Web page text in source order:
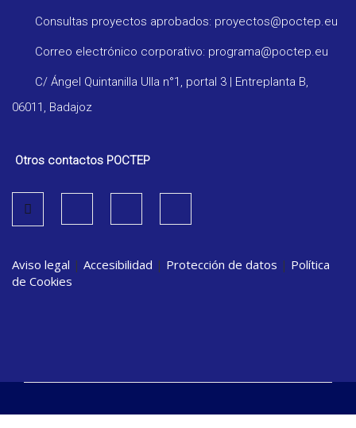
Consultas proyectos aprobados: proyectos@poctep.eu
Correo electrónico corporativo: programa@poctep.eu
C/ Ángel Quintanilla Ulla n°1, portal 3 | Entreplanta B,
06011, Badajoz
Otros contactos POCTEP
Aviso legal | Accesibilidad | Protección de datos | Política
de Cookies